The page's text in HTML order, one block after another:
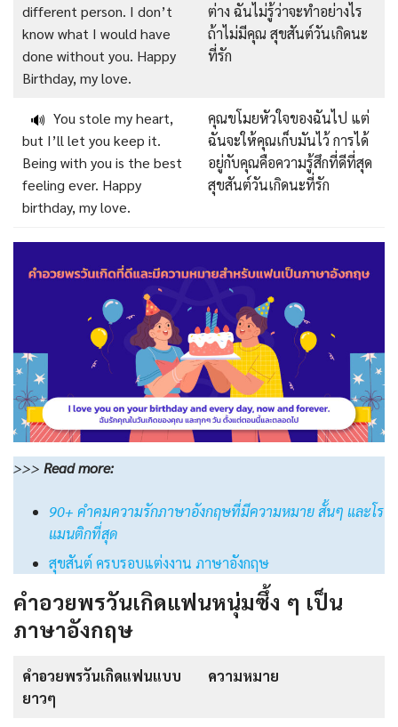
different person. I don’t
know what I would have
done without you. Happy
Birthday, my love.
ต่าง ฉันไม่รู้ว่าจะทำอย่างไร
ถ้าไม่มีคุณ สุขสันต์วันเกิดนะ
ที่รัก
🔊 You stole my heart,
but I’ll let you keep it.
Being with you is the best
feeling ever. Happy
birthday, my love.
คุณขโมยหัวใจของฉันไป แต่
ฉันจะให้คุณเก็บมันไว้ การได้
อยู่กับคุณคือความรู้สึกที่ดีที่สุด
สุขสันต์วันเกิดนะที่รัก
>>> Readmore:
90+ คําคมความรักภาษาอังกฤษที่มีความหมาย สั้นๆ และโร
แมนติกที่สุด
สุขสันต์ ครบรอบแต่งงาน ภาษาอังกฤษ
คำอวยพรวันเกิดแฟนหนุ่มซึ้ง ๆ เป็น
ภาษาอังกฤษ
คําอวยพรวันเกิดแฟนแบบ
ยาวๆ
ความหมาย